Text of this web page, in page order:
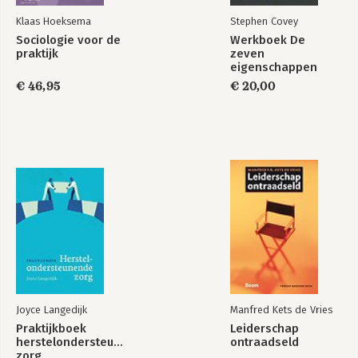
Register
FranklinCovey-organisatie
Verder lezen
Klaas Hoeksema
Sociologie voor de
praktijk
€ 46,95
Stephen Covey
Werkboek De
zeven
eigenschappen
€ 20,00
Joyce Langedijk
Praktijkboek
herstelondersteunende
Manfred Kets de Vries
Leiderschap
ontraadseld